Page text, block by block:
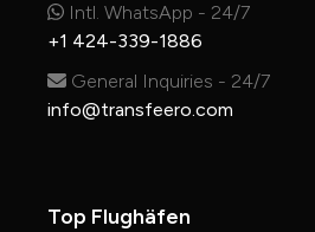
Intl. WhatsApp - 24/7
+1 424-339-1886
General Inquiries - 24/7
info@transfeero.com
Top Flughäfen